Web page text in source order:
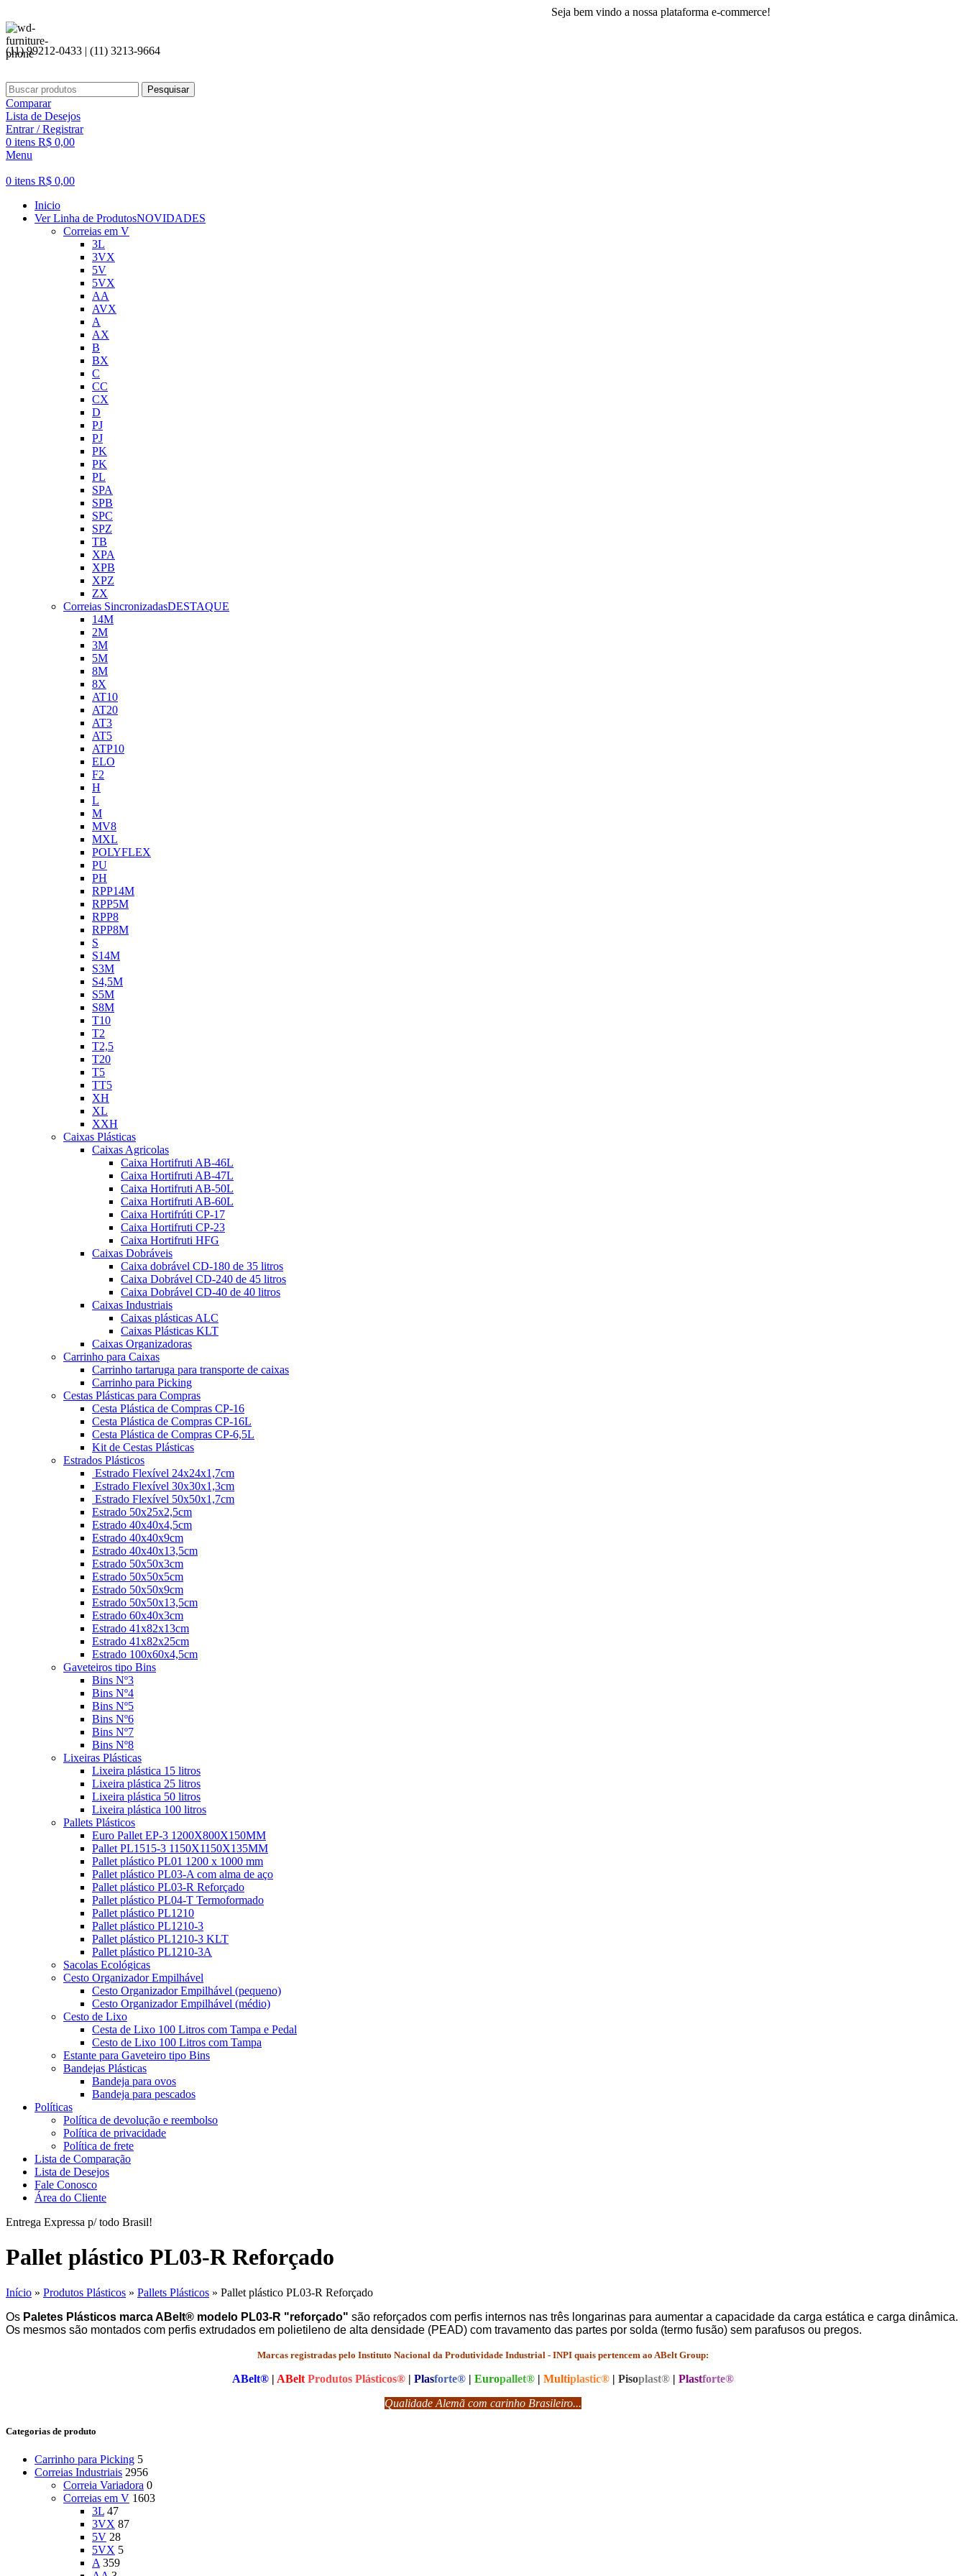
Seja bem vindo a nossa plataforma e-commerce!
(11) 99212-0433 | (11) 3213-9664
Pesquisar
Comparar
Lista de Desejos
Entrar / Registrar
0 itens R$ 0,00
Menu
0 itens R$ 0,00
Inicio
Ver Linha de ProdutosNOVIDADES
Correias em V
3L
3VX
5V
5VX
AA
AVX
A
AX
B
BX
C
CC
CX
D
PJ
PJ
PK
PK
PL
SPA
SPB
SPC
SPZ
TB
XPA
XPB
XPZ
ZX
Correias SincronizadasDESTAQUE
14M
2M
3M
5M
8M
8X
AT10
AT20
AT3
AT5
ATP10
ELO
F2
H
L
M
MV8
MXL
POLYFLEX
PU
PH
RPP14M
RPP5M
RPP8
RPP8M
S
S14M
S3M
S4,5M
S5M
S8M
T10
T2
T2,5
T20
T5
TT5
XH
XL
XXH
Caixas Plásticas
Caixas Agricolas
Caixa Hortifruti AB-46L
Caixa Hortifruti AB-47L
Caixa Hortifruti AB-50L
Caixa Hortifruti AB-60L
Caixa Hortifrúti CP-17
Caixa Hortifruti CP-23
Caixa Hortifruti HFG
Caixas Dobráveis
Caixa dobrável CD-180 de 35 litros
Caixa Dobrável CD-240 de 45 litros
Caixa Dobrável CD-40 de 40 litros
Caixas Industriais
Caixas plásticas ALC
Caixas Plásticas KLT
Caixas Organizadoras
Carrinho para Caixas
Carrinho tartaruga para transporte de caixas
Carrinho para Picking
Cestas Plásticas para Compras
Cesta Plástica de Compras CP-16
Cesta Plástica de Compras CP-16L
Cesta Plástica de Compras CP-6,5L
Kit de Cestas Plásticas
Estrados Plásticos
Estrado Flexível 24x24x1,7cm
Estrado Flexível 30x30x1,3cm
Estrado Flexível 50x50x1,7cm
Estrado 50x25x2,5cm
Estrado 40x40x4,5cm
Estrado 40x40x9cm
Estrado 40x40x13,5cm
Estrado 50x50x3cm
Estrado 50x50x5cm
Estrado 50x50x9cm
Estrado 50x50x13,5cm
Estrado 60x40x3cm
Estrado 41x82x13cm
Estrado 41x82x25cm
Estrado 100x60x4,5cm
Gaveteiros tipo Bins
Bins Nº3
Bins Nº4
Bins Nº5
Bins Nº6
Bins Nº7
Bins Nº8
Lixeiras Plásticas
Lixeira plástica 15 litros
Lixeira plástica 25 litros
Lixeira plástica 50 litros
Lixeira plástica 100 litros
Pallets Plásticos
Euro Pallet EP-3 1200X800X150MM
Pallet PL1515-3 1150X1150X135MM
Pallet plástico PL01 1200 x 1000 mm
Pallet plástico PL03-A com alma de aço
Pallet plástico PL03-R Reforçado
Pallet plástico PL04-T Termoformado
Pallet plástico PL1210
Pallet plástico PL1210-3
Pallet plástico PL1210-3 KLT
Pallet plástico PL1210-3A
Sacolas Ecológicas
Cesto Organizador Empilhável
Cesto Organizador Empilhável (pequeno)
Cesto Organizador Empilhável (médio)
Cesto de Lixo
Cesta de Lixo 100 Litros com Tampa e Pedal
Cesto de Lixo 100 Litros com Tampa
Estante para Gaveteiro tipo Bins
Bandejas Plásticas
Bandeja para ovos
Bandeja para pescados
Políticas
Política de devolução e reembolso
Política de privacidade
Política de frete
Lista de Comparação
Lista de Desejos
Fale Conosco
Área do Cliente
Entrega Expressa p/ todo Brasil!
Pallet plástico PL03-R Reforçado
Início » Produtos Plásticos » Pallets Plásticos » Pallet plástico PL03-R Reforçado
Os Paletes Plásticos marca ABelt® modelo PL03-R "reforçado" são reforçados com perfis internos nas três longarinas para aumentar a capacidade da carga estática e carga dinâmica.
Os mesmos são montados com perfis extrudados em polietileno de alta densidade (PEAD) com travamento das partes por solda (termo fusão) sem parafusos ou pregos.
Marcas registradas pelo Instituto Nacional da Produtividade Industrial - INPI quais pertencem ao ABelt Group:
ABelt® | ABelt Produtos Plásticos® | Plasforte® | Europallet® | Multiplastic® | Pisoplast® | Plastforte®
Qualidade Alemã com carinho Brasileiro...
Categorias de produto
Carrinho para Picking 5
Correias Industriais 2956
Correia Variadora 0
Correias em V 1603
3L 47
3VX 87
5V 28
5VX 5
A 359